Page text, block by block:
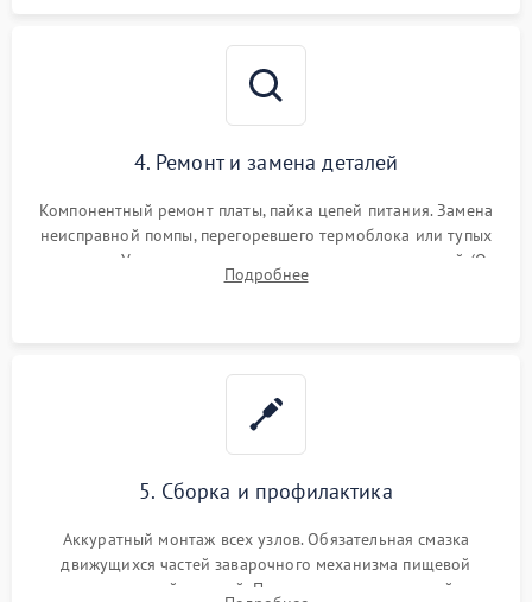
4. Ремонт и замена деталей
Компонентный ремонт платы, пайка цепей питания. Замена
неисправной помпы, перегоревшего термоблока или тупых
жерновов. Установка новых силиконовых уплотнителей (O-
ring) и тефлоновых трубок для надежного устранения
Подробнее
5. Сборка и профилактика
Аккуратный монтаж всех узлов. Обязательная смазка
движущихся частей заварочного механизма пищевой
силиконовой смазкой. Проведение программной